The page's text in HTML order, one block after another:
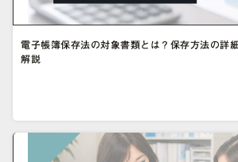
電子帳簿保存法の対象書類とは？保存方法の詳
解説